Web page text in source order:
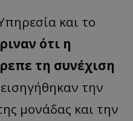
και το
ότι η
τη συνέχιση
εισηγήθηκαν την
μονάδας και την